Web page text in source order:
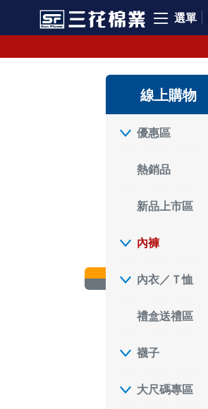
選單
線上購物
優惠區
熱銷品
新品上市區
內褲
內衣／Ｔ恤
禮盒送禮區
襪子
大尺碼專區